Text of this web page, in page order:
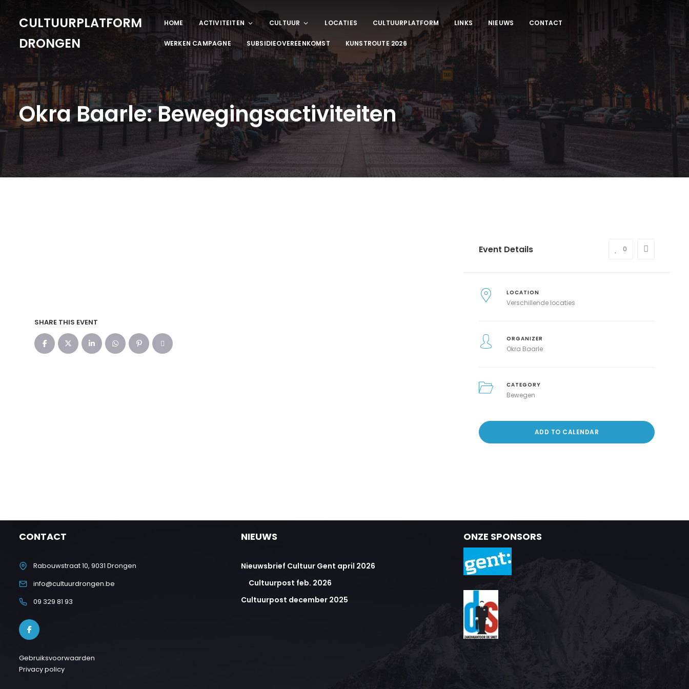
CULTUURPLATFORM
DRONGEN
HOME ACTIVITEITEN CULTUUR LOCATIES CULTUURPLATFORM LINKS NIEUWS CONTACT
WERKEN CAMPAGNE SUBSIDIEOVEREENKOMST KUNSTROUTE 2026
Okra Baarle: Bewegingsactiviteiten
SHARE THIS EVENT
Event Details 0
LOCATION
Verschillende locaties
ORGANIZER
Okra Baarle
CATEGORY
Bewegen
ADD TO CALENDAR
CONTACT
Rabouwstraat 10, 9031 Drongen
info@cultuurdrongen.be
09 329 81 93
Gebruiksvoorwaarden
Privacy policy
NIEUWS
Nieuwsbrief Cultuur Gent april 2026
Cultuurpost feb. 2026
Cultuurpost december 2025
ONZE SPONSORS